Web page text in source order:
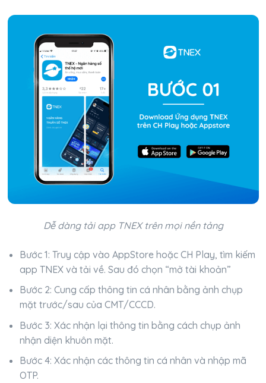
Dễ dàng tải app TNEX trên mọi nền tảng
Bước 1: Truy cập vào AppStore hoặc CH Play, tìm kiếm
app TNEX và tải về. Sau đó chọn “mở tài khoản”
Bước 2: Cung cấp thông tin cá nhân bằng ảnh chụp
mặt trước/sau của CMT/CCCD.
Bước 3: Xác nhận lại thông tin bằng cách chụp ảnh
nhận diện khuôn mặt.
Bước 4: Xác nhận các thông tin cá nhân và nhập mã
OTP.